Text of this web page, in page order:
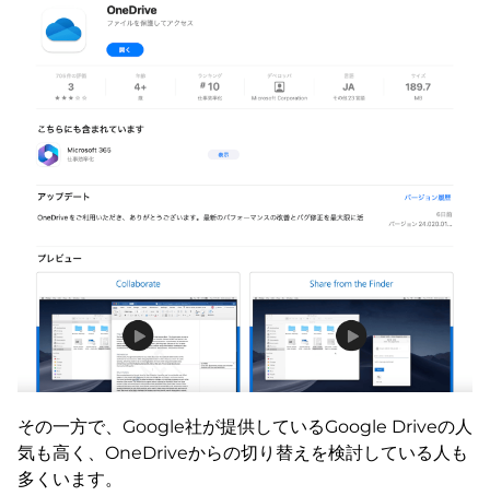
その一方で、Google社が提供しているGoogle Driveの人
気も高く、OneDriveからの切り替えを検討している人も
多くいます。